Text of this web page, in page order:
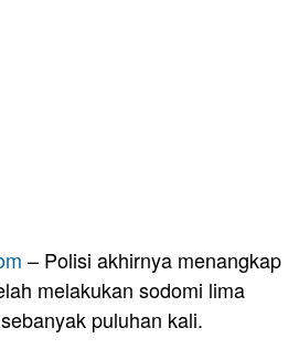
– Polisi akhirnya menangkap
melakukan sodomi lima
puluhan kali.